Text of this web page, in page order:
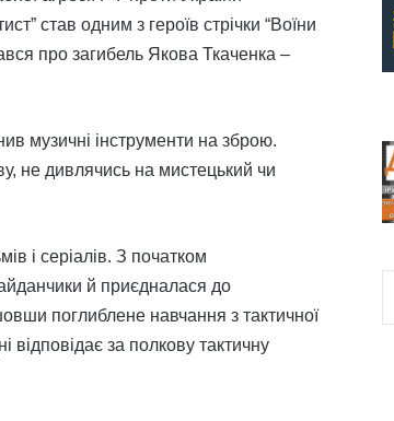
став одним з героїв стрічки “Воїни
про загибель Якова Ткаченка –
музичні інструменти на зброю.
не дивлячись на мистецький чи
і серіалів. З початком
й приєдналася до
поглиблене навчання з тактичної
за полкову тактичну